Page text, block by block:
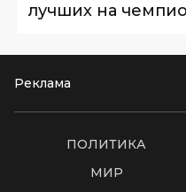
лучших на
Реклама
ПОЛИТИКА
МИР